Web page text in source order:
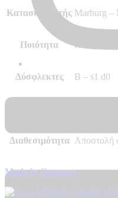
Κατασκευαστής Marburg –
Ποιότητα Hot
Δύσφλεκτες B – s1 d0
Διαθεσιμότητα Αποστολή
Made in Germany